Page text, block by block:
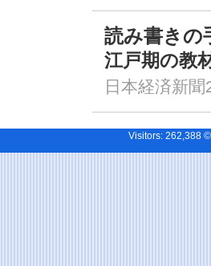
読み書きの
江戸期の教
日本経済新
Visitors: 262,388